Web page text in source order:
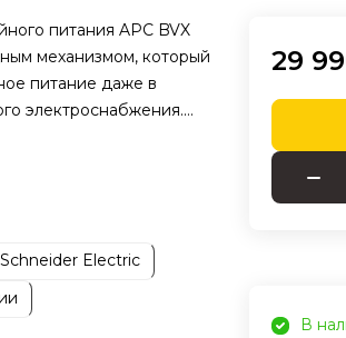
питания APC BVX
механизмом, который
питание даже в
электроснабжения.
данной модели
подключенные
напряжения. Этот
питания
для поддержания
Electric
29
В